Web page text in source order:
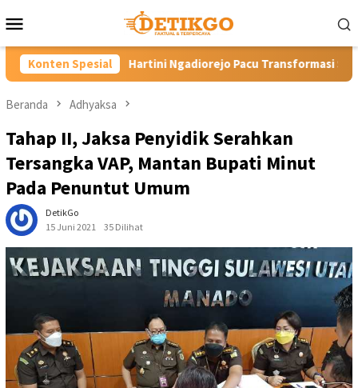
ke
Mobile
Konten Spesial
Ngadiorejo Pacu Transformasi SMKN 1 Langowan, Perkuat
Beranda Adhyaksa
Tahap II, Jaksa Penyidik Serahkan
Tersangka VAP, Mantan Bupati Minut
Pada Penuntut Umum
DetikGo
15 Juni 2021
35 Dilihat